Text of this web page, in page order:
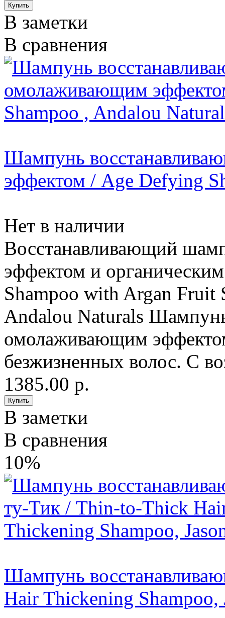
В заметки
В сравнения
Шампунь
эффектом / Age Defying
Нет в наличии
Восстанавливающий
эффектом и
Shampoo with Argan Fruit
Andalou Naturals
омолаживающим
безжизненных волос. С
1385.00 р.
В заметки
В сравнения
10%
Шампунь
Hair Thickening Shampoo,